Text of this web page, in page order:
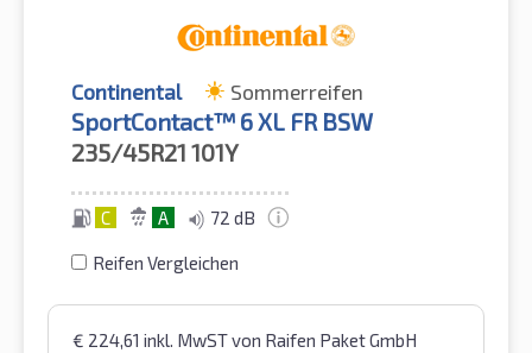
Continental Sommerreifen
SportContact™ 6 XL FR BSW
235/45R21 101Y
C A 72 dB
Reifen Vergleichen
€ 224,61 inkl. MwSTvon Raifen Paket GmbH